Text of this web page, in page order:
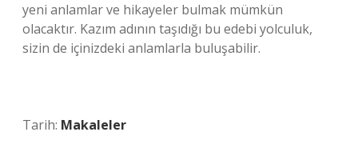
yeni anlamlar ve hikayeler bulmak mümkün
olacaktır. Kazım adının taşıdığı bu edebi yolculuk,
sizin de içinizdeki anlamlarla buluşabilir.
Tarih: Makaleler